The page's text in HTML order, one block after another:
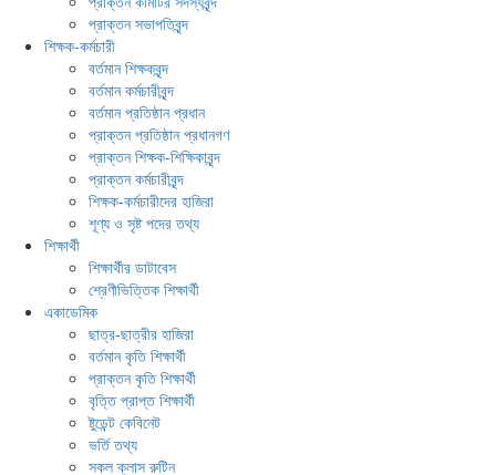
প্রাক্তন সভাপতিবৃন্দ
শিক্ষক-কর্মচারী
বর্তমান শিক্ষকবৃন্দ
বর্তমান কর্মচারীবৃন্দ
বর্তমান প্রতিষ্ঠান প্রধান
প্রাক্তন প্রতিষ্ঠান প্রধানগণ
প্রাক্তন শিক্ষক-শিক্ষিকাবৃন্দ
প্রাক্তন কর্মচারীবৃন্দ
শিক্ষক-কর্মচারীদের হাজিরা
শূণ্য ও সৃষ্ট পদের তথ্য
শিক্ষার্থী
শিক্ষার্থীর ডাটাবেস
শ্রেণীভিত্তিক শিক্ষার্থী
একাডেমিক
ছাত্র-ছাত্রীর হাজিরা
বর্তমান কৃতি শিক্ষার্থী
প্রাক্তন কৃতি শিক্ষার্থী
বৃত্তি প্রাপ্ত শিক্ষার্থী
ষ্টুডেন্ট কেবিনেট
ভর্তি তথ্য
সকল ক্লাস রুটিন